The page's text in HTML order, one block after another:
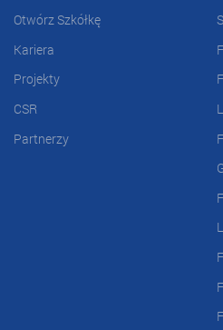
Otwórz Szkółkę
Kariera
Projekty
CSR
Partnerzy